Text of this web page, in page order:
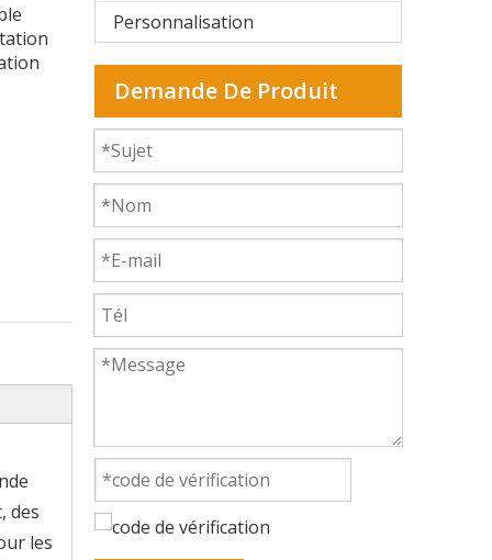
des
les
Personnalisation
Demande De Produit